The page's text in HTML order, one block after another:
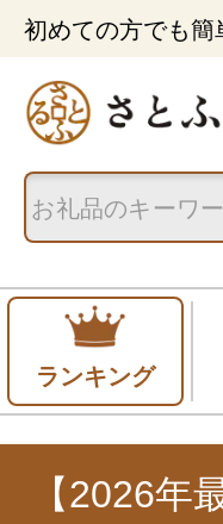
初めての方でも簡
ランキング
【2026年